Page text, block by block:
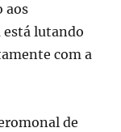
aos
está lutando
com a
de